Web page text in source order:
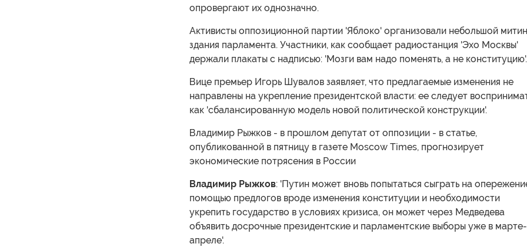
опровергают их однозначно.
Активисты оппозиционной партии 'Яблоко' организовали небольшой
здания парламента. Участники, как сообщает радиостанция 'Эхо Москвы'
держали плакаты с надписью: 'Мозги вам надо поменять, а не конституцию'.
Вице премьер Игорь Шувалов заявляет, что предлагаемые изменения не
направлены на укрепление президентской власти: ее следует
как 'сбалансированную модель новой политической конструкции'.
Владимир Рыжков - в прошлом депутат от оппозиции - в статье,
опубликованной в пятницу в газете Moscow Times, прогнозирует
экономические потрясения в России
Владимир Рыжков: 'Путин может вновь попытаться сыграть на
помощью предлогов вроде изменения конституции и необходимости
укрепить государство в условиях кризиса, он может через Медведева
объявить досрочные президентские и парламентские выборы уже в марте-
апреле'.